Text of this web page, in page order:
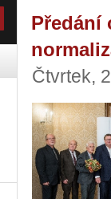
Předání
Čtvrtek,